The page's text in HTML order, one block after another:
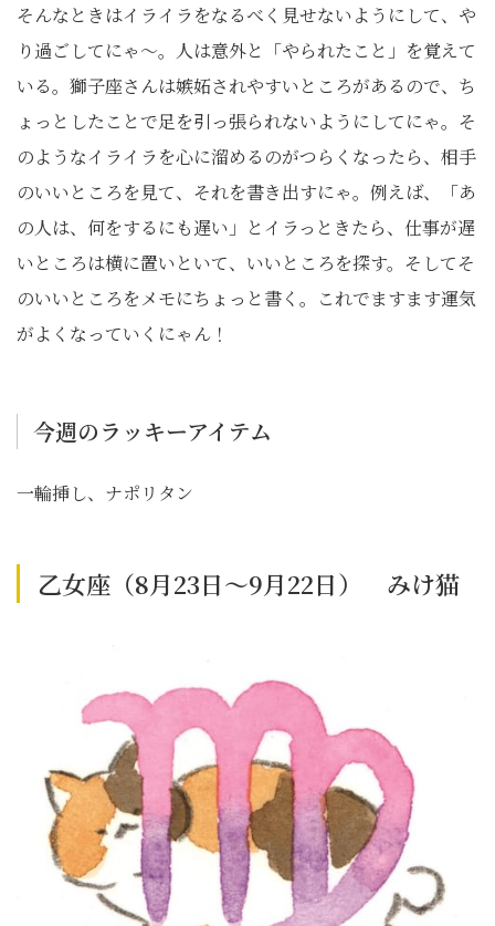
そんなときはイライラをなるべく見せないようにして、や
り過ごしてにゃ～。人は意外と「やられたこと」を覚えて
いる。獅子座さんは嫉妬されやすいところがあるので、ち
ょっとしたことで足を引っ張られないようにしてにゃ。そ
のようなイライラを心に溜めるのがつらくなったら、相手
のいいところを見て、それを書き出すにゃ。例えば、「あ
の人は、何をするにも遅い」とイラっときたら、仕事が遅
いところは横に置いといて、いいところを探す。そしてそ
のいいところをメモにちょっと書く。これでますます運気
がよくなっていくにゃん！
今週のラッキーアイテム
一輪挿し、ナポリタン
乙女座（8月23日～9月22日） みけ猫